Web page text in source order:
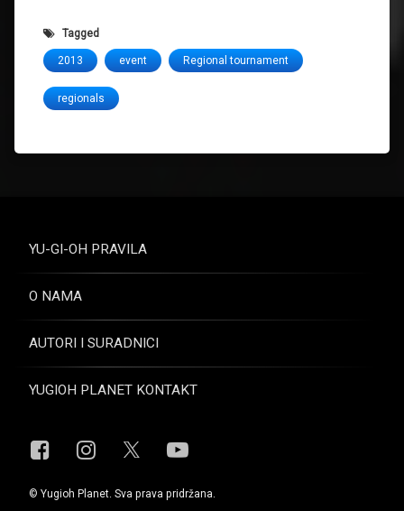
Tagged
2013 event Regional tournament
regionals
YU-GI-OH PRAVILA
O NAMA
AUTORI I SURADNICI
YUGIOH PLANET KONTAKT
FacebookInstagramYouTube
© Yugioh Planet. Sva prava pridržana.